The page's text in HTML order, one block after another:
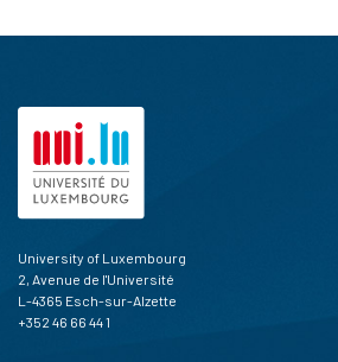
University of Luxembourg
2, Avenue de l'Université
L-4365 Esch-sur-Alzette
+352 46 66 44 1